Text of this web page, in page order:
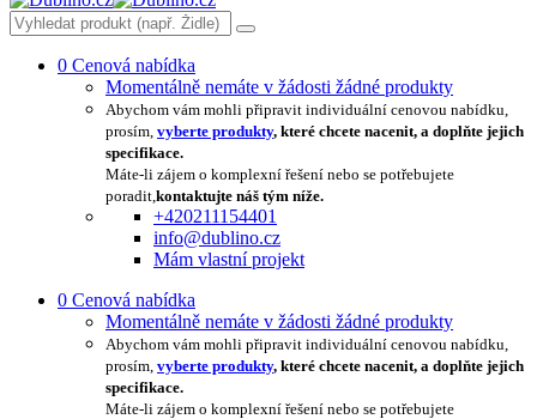
0 Cenová nabídka
Momentálně nemáte v žádosti žádné produkty
Abychom vám mohli připravit individuální cenovou nabídku,
prosím, vyberte produkty, které chcete nacenit, a doplňte jejich
specifikace.
Máte-li zájem o komplexní řešení nebo se potřebujete
poradit,kontaktujte náš tým níže.
+420211154401
info@dublino.cz
Mám vlastní projekt
0 Cenová nabídka
Momentálně nemáte v žádosti žádné produkty
Abychom vám mohli připravit individuální cenovou nabídku,
prosím, vyberte produkty, které chcete nacenit, a doplňte jejich
specifikace.
Máte-li zájem o komplexní řešení nebo se potřebujete